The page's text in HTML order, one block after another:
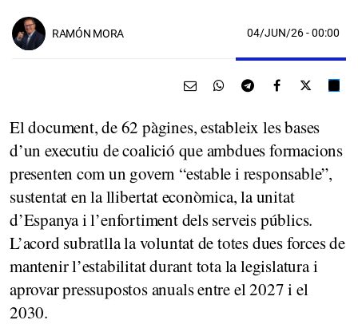
RAMÓN MORA 04/JUN/26- 00:00
El document, de 62 pàgines, estableix les bases
d’un executiu de coalició que ambdues formacions
presenten com un govern “estable i responsable”,
sustentat en la llibertat econòmica, la unitat
d’Espanya i l’enfortiment dels serveis públics.
L’acord subratlla la voluntat de totes dues forces de
mantenir l’estabilitat durant tota la legislatura i
aprovar pressupostos anuals entre el 2027 i el
2030.